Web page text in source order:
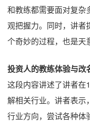
和教练都需要面对复杂
观把握力。同时，讲者
个奇妙的过程，也是天
投资人的教练体验与改
这段内容讲述了讲者在
解相关行业。讲者表示
行业方向，尝试各种体